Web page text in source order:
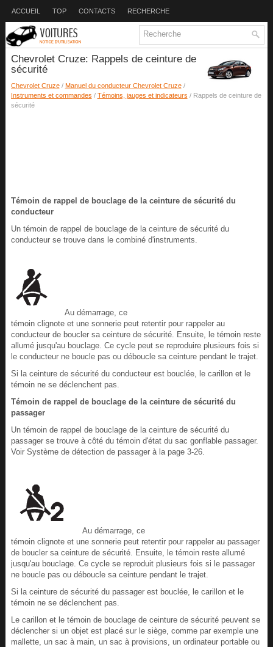
ACCUEIL TOP CONTACTS RECHERCHE
Chevrolet Cruze: Rappels de ceinture de
sécurité
Chevrolet Cruze/ Manuel du conducteur Chevrolet Cruze/
Instruments et commandes / Témoins, jauges et indicateurs / Rappels de ceinture de
sécurité
Témoin de rappel de bouclage de la ceinture de sécurité du
conducteur
Un témoin de rappel de bouclage de la ceinture de sécurité du
conducteur se trouve dans le combiné d'instruments.
Au démarrage, ce
témoin clignote et une sonnerie peut retentir pour rappeler au
conducteur de boucler sa ceinture de sécurité. Ensuite, le témoin reste
allumé jusqu'au bouclage. Ce cycle peut se reproduire plusieurs fois si
le conducteur ne boucle pas ou déboucle sa ceinture pendant le trajet.
Si la ceinture de sécurité du conducteur est bouclée, le carillon et le
témoin ne se déclenchent pas.
Témoin de rappel de bouclage de la ceinture de sécurité du
passager
Un témoin de rappel de bouclage de la ceinture de sécurité du
passager se trouve à côté du témoin d'état du sac gonflable passager.
Voir Système de détection de passager à la page 3-26.
Au démarrage, ce
témoin clignote et une sonnerie peut retentir pour rappeler au passager
de boucler sa ceinture de sécurité. Ensuite, le témoin reste allumé
jusqu'au bouclage. Ce cycle se reproduit plusieurs fois si le passager
ne boucle pas ou déboucle sa ceinture pendant le trajet.
Si la ceinture de sécurité du passager est bouclée, le carillon et le
témoin ne se déclenchent pas.
Le carillon et le témoin de bouclage de ceinture de sécurité peuvent se
déclencher si un objet est placé sur le siège, comme par exemple une
mallette, un sac à main, un sac à provisions, un ordinateur portable ou